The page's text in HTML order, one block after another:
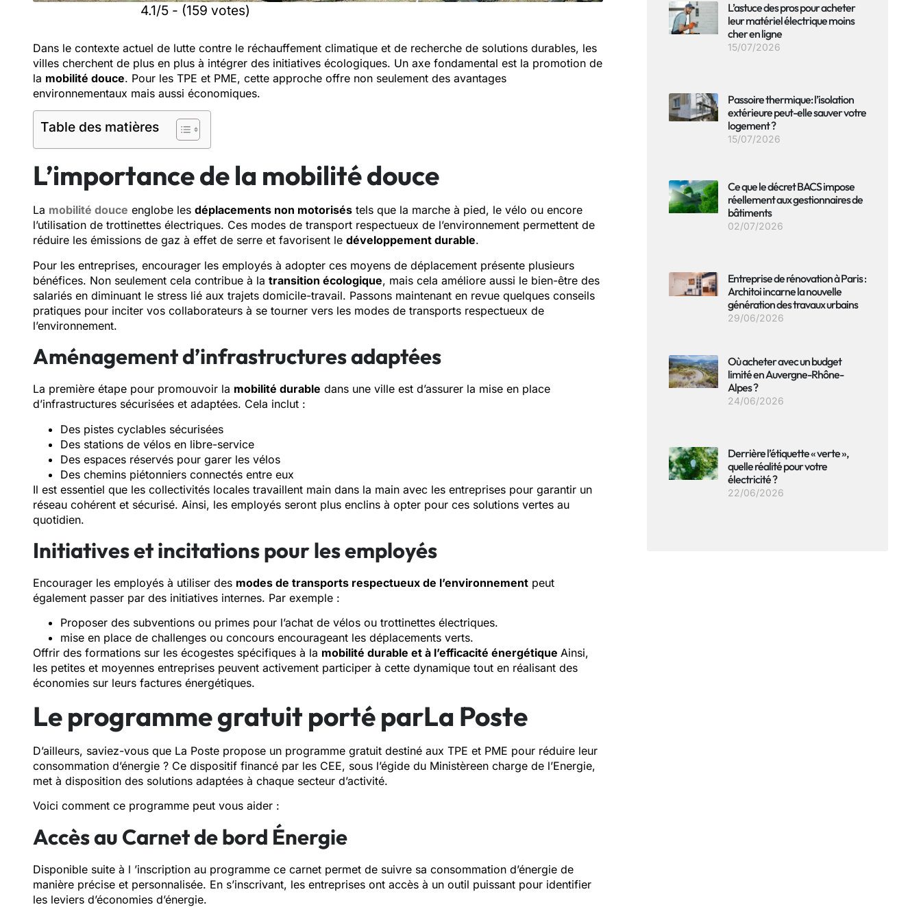
4.1/5 - (159 votes)
Dans le contexte actuel de lutte contre le réchauffement climatique et de recherche de solutions durables, les
villes cherchent de plus en plus à intégrer des initiatives écologiques. Un axe fondamental est la promotion de
la mobilité douce. Pour les TPE et PME, cette approche offre non seulement des avantages
environnementaux mais aussi économiques.
Table des matières
L’importance de la mobilité douce
La mobilité douce englobe les déplacements non motorisés tels que la marche à pied, le vélo ou encore
l’utilisation de trottinettes électriques. Ces modes de transport respectueux de l’environnement permettent de
réduire les émissions de gaz à effet de serre et favorisent le développement durable.
Pour les entreprises, encourager les employés à adopter ces moyens de déplacement présente plusieurs
bénéfices. Non seulement cela contribue à la transition écologique, mais cela améliore aussi le bien-être des
salariés en diminuant le stress lié aux trajets domicile-travail. Passons maintenant en revue quelques conseils
pratiques pour inciter vos collaborateurs à se tourner vers les modes de transports respectueux de
l’environnement.
Aménagement d’infrastructures adaptées
La première étape pour promouvoir la mobilité durable dans une ville est d’assurer la mise en place
d’infrastructures sécurisées et adaptées. Cela inclut :
Des pistes cyclables sécurisées
Des stations de vélos en libre-service
Des espaces réservés pour garer les vélos
Des chemins piétonniers connectés entre eux
Il est essentiel que les collectivités locales travaillent main dans la main avec les entreprises pour garantir un
réseau cohérent et sécurisé. Ainsi, les employés seront plus enclins à opter pour ces solutions vertes au
quotidien.
Initiatives et incitations pour les employés
Encourager les employés à utiliser des modes de transports respectueux de l’environnement peut
également passer par des initiatives internes. Par exemple :
Proposer des subventions ou primes pour l’achat de vélos ou trottinettes électriques.
mise en place de challenges ou concours encourageant les déplacements verts.
Offrir des formations sur les écogestes spécifiques à la mobilité durable et à l’efficacité énergétique Ainsi,
les petites et moyennes entreprises peuvent activement participer à cette dynamique tout en réalisant des
économies sur leurs factures énergétiques.
Le programme gratuit porté parLa Poste
D’ailleurs, saviez-vous que La Poste propose un programme gratuit destiné aux TPE et PME pour réduire leur
consommation d’énergie ? Ce dispositif financé par les CEE, sous l’égide du Ministèreen charge de l’Energie,
met à disposition des solutions adaptées à chaque secteur d’activité.
Voici comment ce programme peut vous aider :
Accès au Carnet de bord Énergie
Disponible suite à l ’inscription au programme ce carnet permet de suivre sa consommation d’énergie de
manière précise et personnalisée. En s’inscrivant, les entreprises ont accès à un outil puissant pour identifier
les leviers d’économies d’énergie.
L’astuce des pros pour acheter
leur matériel électrique moins
cher en ligne
15/07/2026
Passoire thermique: l’isolation
extérieure peut-elle sauver votre
logement ?
15/07/2026
Ce que le décret BACS impose
réellement aux gestionnaires de
bâtiments
02/07/2026
Entreprise de rénovation à Paris :
Architoi incarne la nouvelle
génération des travaux urbains
29/06/2026
Où acheter avec un budget
limité en Auvergne-Rhône-
Alpes ?
24/06/2026
Derrière l’étiquette « verte »,
quelle réalité pour votre
électricité ?
22/06/2026